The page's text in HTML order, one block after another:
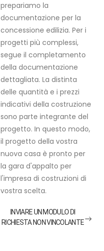
prepariamo la
documentazione per la
concessione edilizia. Per i
progetti più complessi,
segue il completamento
della documentazione
dettagliata. La distinta
delle quantità e i prezzi
indicativi della costruzione
sono parte integrante del
progetto. In questo modo,
il progetto della vostra
nuova casa è pronto per
la gara d'appalto per
l'impresa di costruzioni di
vostra scelta.
INVIARE UN MODULO DI
RICHIESTA NON VINCOLANTE